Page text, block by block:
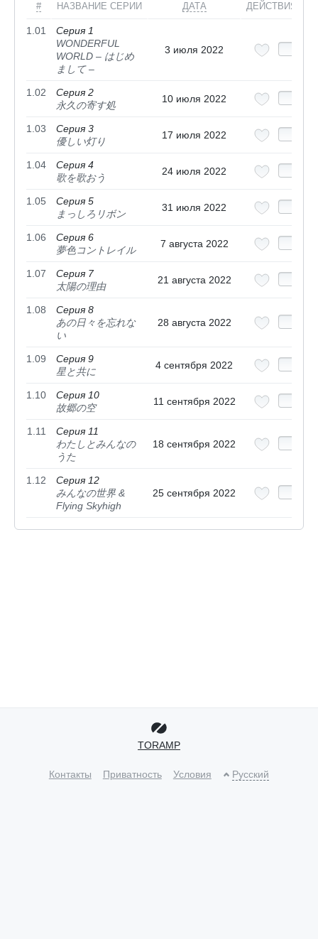
# НАЗВАНИЕ СЕРИИ ДАТА ДЕЙСТВИЯ
1.01
Серия 1
WONDERFUL
WORLD – はじめ
まして –
3 июля 2022
1.02
Серия 2
永久の寄す処
10 июля 2022
1.03
Серия 3
優しい灯り
17 июля 2022
1.04
Серия 4
歌を歌おう
24 июля 2022
1.05
Серия 5
まっしろリボン
31 июля 2022
1.06
Серия 6
夢色コントレイル
7 августа 2022
1.07
Серия 7
太陽の理由
21 августа 2022
1.08
Серия 8
あの日々を忘れな
い
28 августа 2022
1.09
Серия 9
星と共に
4 сентября 2022
1.10
Серия 10
故郷の空
11 сентября 2022
1.11
Серия 11
わたしとみんなの
うた
18 сентября 2022
1.12
Серия 12
みんなの世界 &
Flying Skyhigh
25 сентября 2022
TORAMP
Контакты Приватность Условия Русский